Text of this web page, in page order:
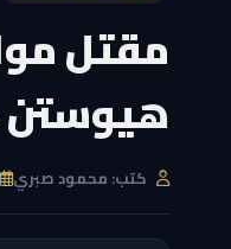
مقتل
هيوستن
كتب: محمود صبري